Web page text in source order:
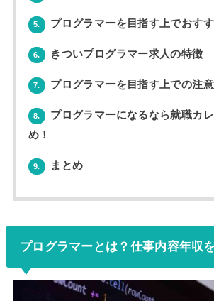
5. プログラマーを目指す上でおす
6. きついプログラマー求人の特徴
7. プログラマーを目指す上での注
8.
プログラマーになるなら就職カ
め！
9. まとめ
プログラマーとは？仕事内容年収